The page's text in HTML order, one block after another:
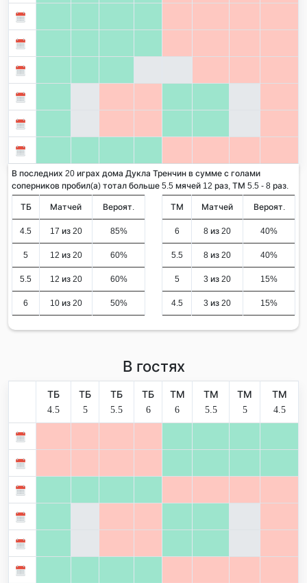
В последних 20 играх дома Дукла Тренчин в сумме с голами
соперников пробил(а) тотал больше 5.5 мячей 12 раз, ТМ 5.5 - 8 раз.
ТБ Матчей Вероят.
4.5 17 из 20 85%
5 12 из 20 60%
5.5 12 из 20 60%
6 10 из 20 50%
ТМ Матчей Вероят.
6 8 из 20 40%
5.5 8 из 20 40%
5 3 из 20 15%
4.5 3 из 20 15%
В гостях
ТБ
4.5
ТБ
5
ТБ
5.5
ТБ
6
ТМ
6
ТМ
5.5
ТМ
5
ТМ
4.5